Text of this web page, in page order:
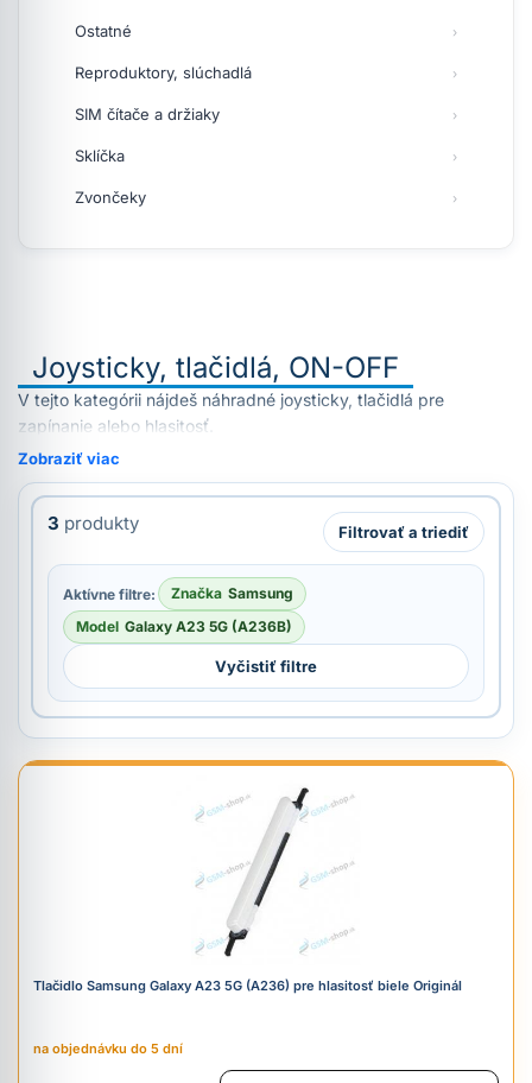
Ostatné
Reproduktory, slúchadlá
SIM čítače a držiaky
Sklíčka
Zvončeky
Joysticky, tlačidlá, ON-OFF
V tejto kategórii nájdeš náhradné joysticky, tlačidlá pre
zapínanie alebo hlasitosť.
Zobraziť viac
3 produkty Filtrovať a triediť
Aktívne filtre: Značka Samsung
Model Galaxy A23 5G (A236B)
Vyčistiť filtre
Tlačidlo Samsung Galaxy A23 5G (A236) pre hlasitosť biele Originál
na objednávku do 5 dní